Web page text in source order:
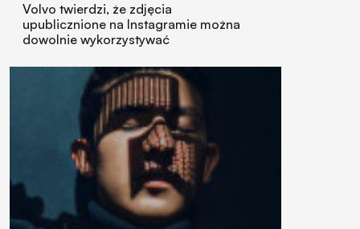
Volvo twierdzi, że zdjęcia
upublicznione na Instagramie można
dowolnie wykorzystywać